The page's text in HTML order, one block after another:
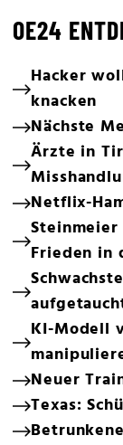
OE24
Hacker
knacken
Nächste
Ärzte in
Netflix-
Frieden in
KI-Modell
Neuer
Texas: